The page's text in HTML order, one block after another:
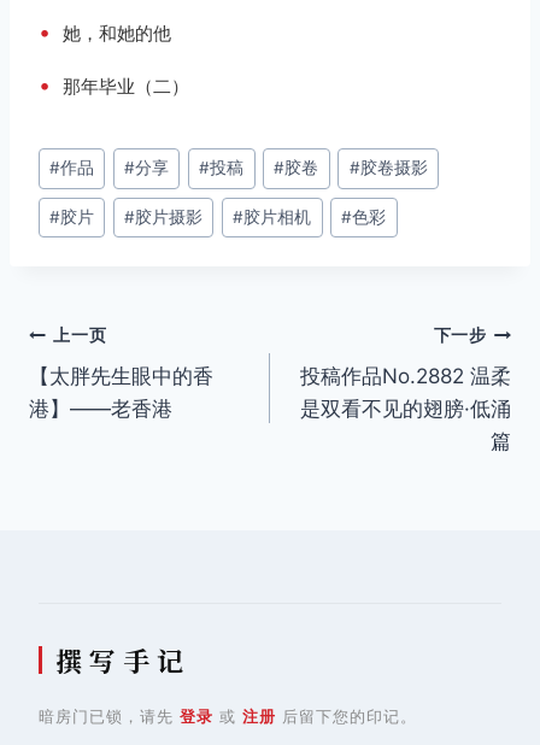
• 她，和她的他
• 那年毕业（二）
文
章
标
#作品 #分享 #投稿 #胶卷 #胶卷摄影
#胶片 #胶片摄影 #胶片相机 #色彩
文
章
上一页
【太胖先生眼中的香
港】——老香港
下一步
投稿作品No.2882 温柔
是双看不见的翅膀·低涌
篇
撰 写 手 记
暗房门已锁，请先 登录 或 注册 后留下您的印记。